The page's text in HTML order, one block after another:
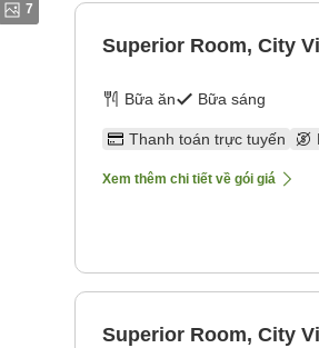
7
Superior Room, City
Bữa ăn Bữa sáng
Thanh toán trực tuyến
Xem thêm chi tiết về gói giá
Superior Room, City